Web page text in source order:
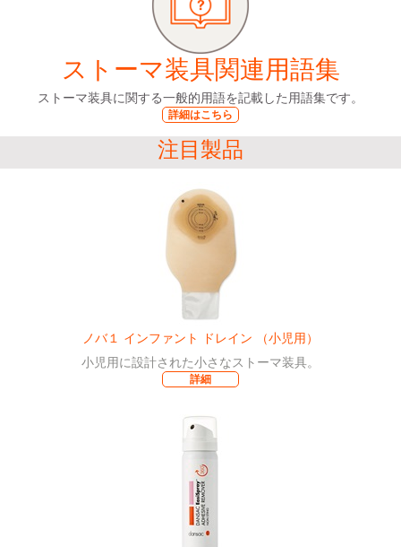
ストーマ装具関連用語集
ストーマ装具に関する一般的用語を記載した用語集です。
詳細はこちら
注目製品
ノバ１ インファント ドレイン （小児用）
小児用に設計された小さなストーマ装具。
詳細